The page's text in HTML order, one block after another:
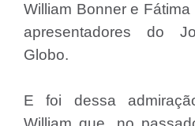
William Bonner e
apresentadores do
Globo.
E foi dessa